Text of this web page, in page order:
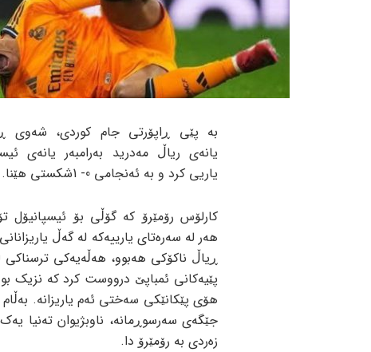
بە پێی ڕاپۆرتی جام کوردی، شەوی
یانەی ریاڵ مەدرید بەرامبەر یانەی
یاریی کرد و بە ئەنجامی 0- 1شکستی هێنا.
کارلۆس رۆمێرۆ کە گۆڵی بۆ ئیسپانیۆل
هەر لە سەرەتای یارییەکە لە گەڵ
ڕیاڵ ناکۆکی هەبوو، هەڵەیەکی ترسناکی
پێیەکانی ئمباپێ درووست کرد کە نزیک
هۆی پێکانێکی سەختی ئەم یاریزانە.
جێگەی سەرسوڕمانە، ناوبژیوان تەنیا
زەردی بە رۆمێرۆ دا.